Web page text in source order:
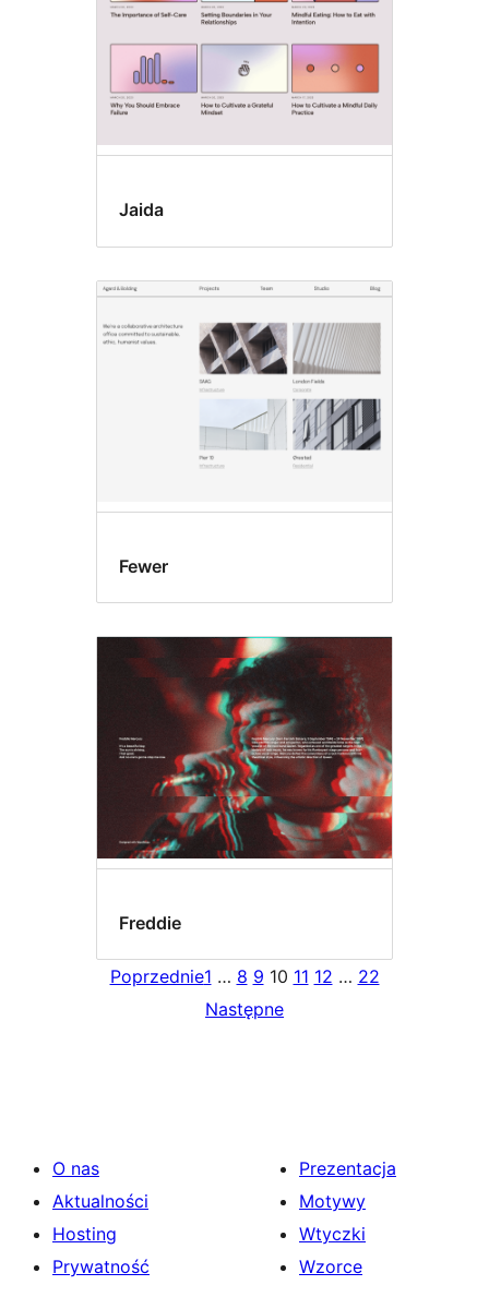
Jaida
Fewer
Freddie
Poprzednie1 … 8 9 10 11 12 … 22
Następne
O nas
Aktualności
Hosting
Prywatność
Prezentacja
Motywy
Wtyczki
Wzorce